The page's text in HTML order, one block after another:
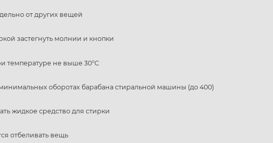
от других вещей
застегнуть молнии и кнопки
температуре не выше 30°С
оборотах барабана стиральной машины (до 400)
жидкое средство для стирки
отбеливать вещь